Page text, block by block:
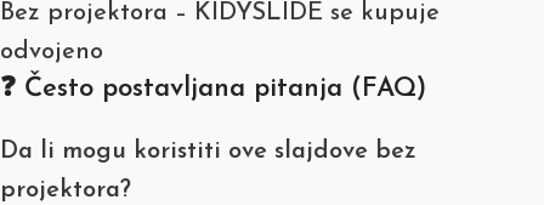
Bez projektora – KIDYSLIDE se kupuje
odvojeno
❓ Često postavljana pitanja (FAQ)
Da li mogu koristiti ove slajdove bez
projektora?